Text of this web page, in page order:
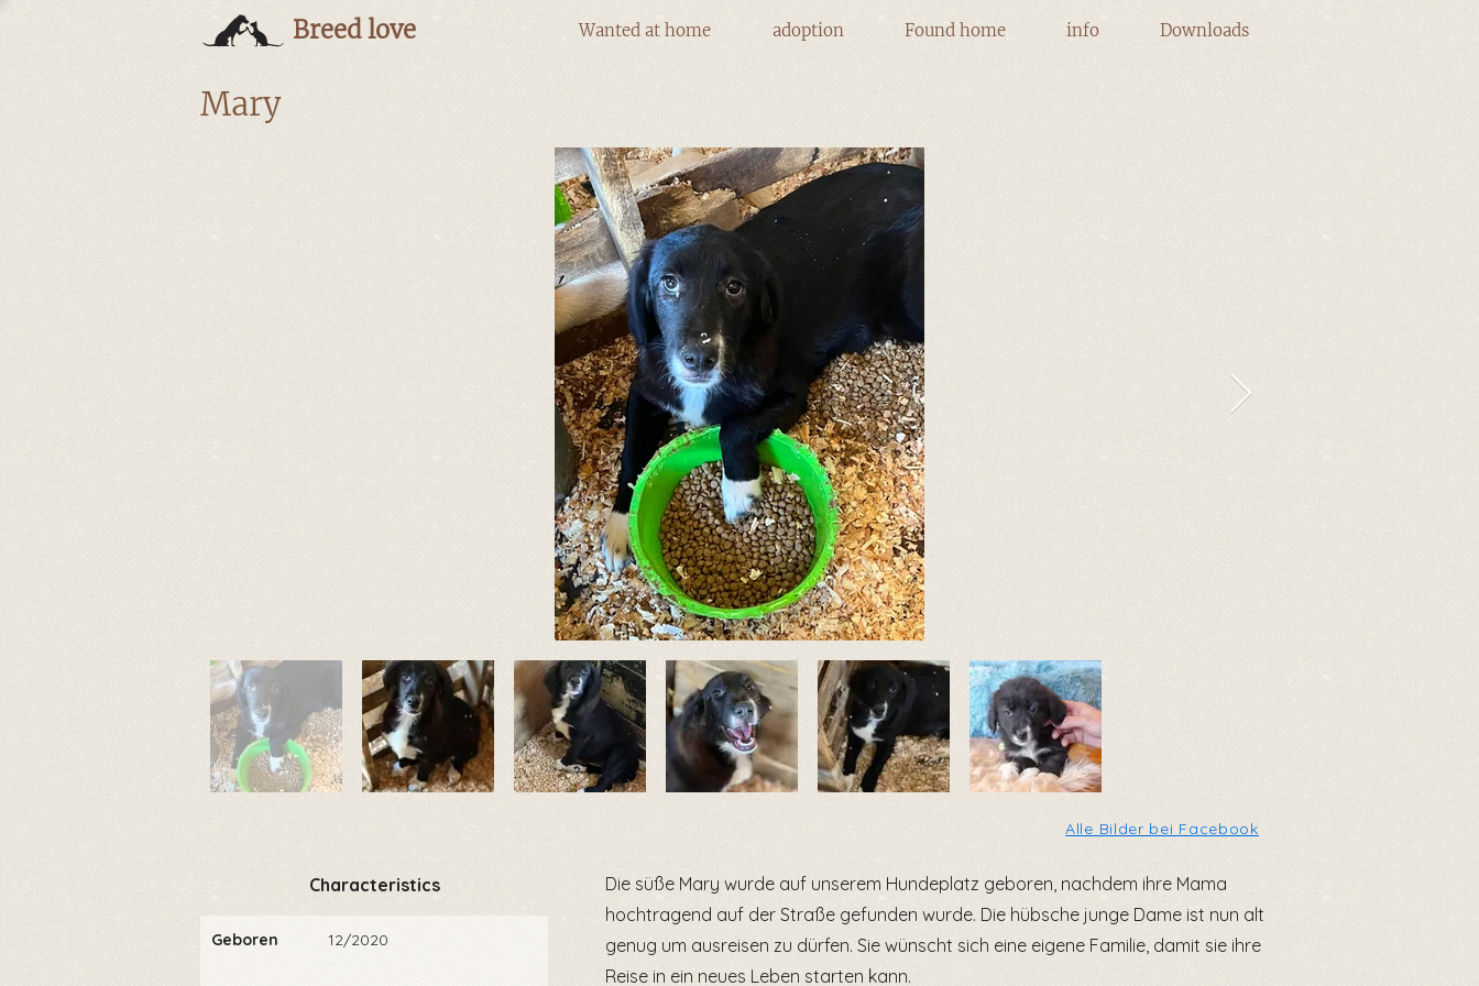
Breed love Wanted at home adoption Found home info Downloads
Mary
Alle Bilder bei Facebook
Characteristics
Geboren 12/2020
Die süße Mary wurde auf unserem Hundeplatz geboren, nachdem ihre Mama
hochtragend auf der Straße gefunden wurde. Die hübsche junge Dame ist nun alt
genug um ausreisen zu dürfen. Sie wünscht sich eine eigene Familie, damit sie ihre
Reise in ein neues Leben starten kann.